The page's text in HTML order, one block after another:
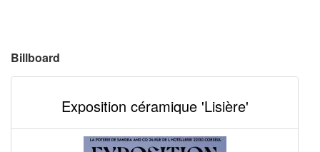
Billboard
Exposition céramique 'Lisière'